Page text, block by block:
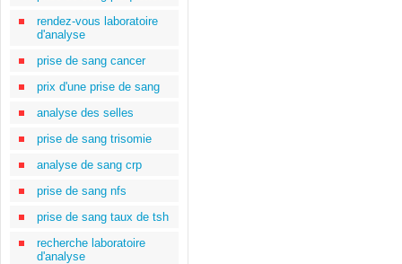
rendez-vous laboratoire
d'analyse
prise de sang cancer
prix d'une prise de sang
analyse des selles
prise de sang trisomie
analyse de sang crp
prise de sang nfs
prise de sang taux de tsh
recherche laboratoire
d'analyse